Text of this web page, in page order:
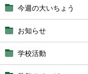
今週の大いちょう
お知らせ
学校活動